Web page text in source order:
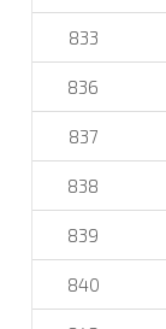
833
836
837
838
839
840